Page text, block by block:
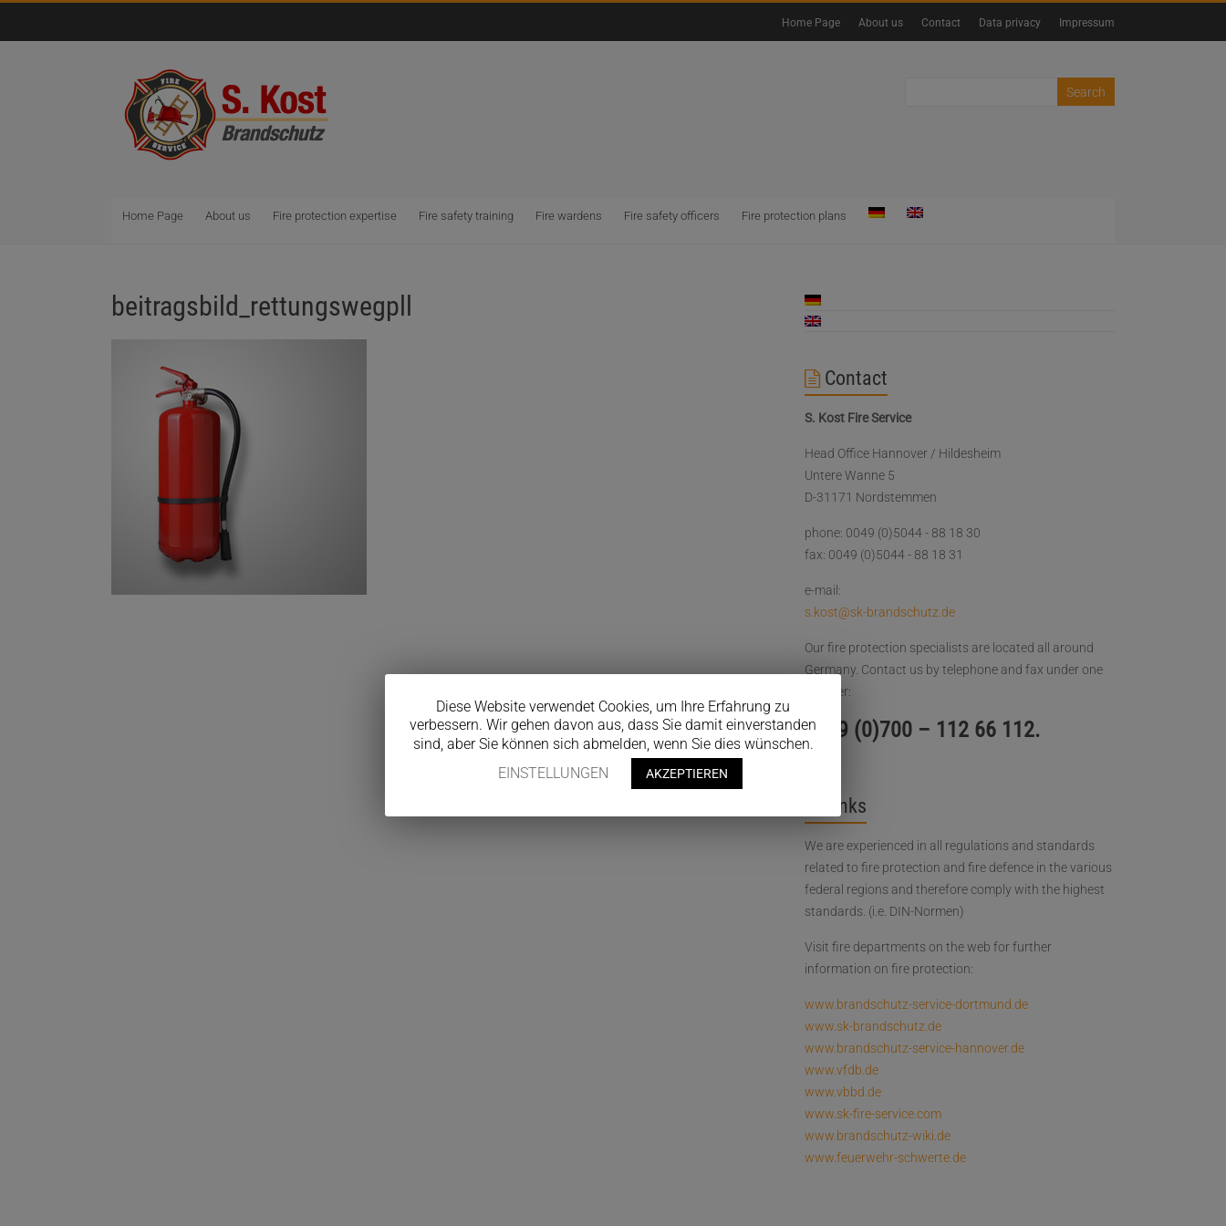
Home Page About us Contact Data privacy Impressum
Home Page About us Fire protection expertise Fire safety training Fire wardens Fire safety officers Fire protection plans
beitragsbild_rettungswegpll
Contact
S. Kost Fire Service
Head Office Hannover / Hildesheim
Untere Wanne 5
D-31171 Nordstemmen
phone: 0049 (0)5044 - 88 18 30
fax: 0049 (0)5044 - 88 18 31
e-mail:
s.kost@sk-brandschutz.de
Our fire protection specialists are located all around
Germany. Contact us by telephone and fax under one
number:
0049 (0)700 – 112 66 112.
Links
We are experienced in all regulations and standards
related to fire protection and fire defence in the various
federal regions and therefore comply with the highest
standards. (i.e. DIN-Normen)
Visit fire departments on the web for further
information on fire protection:
www.brandschutz-service-dortmund.de
www.sk-brandschutz.de
www.brandschutz-service-hannover.de
www.vfdb.de
www.vbbd.de
www.sk-fire-service.com
www.brandschutz-wiki.de
www.feuerwehr-schwerte.de
Diese Website verwendet Cookies, um Ihre Erfahrung zu
verbessern. Wir gehen davon aus, dass Sie damit einverstanden
sind, aber Sie können sich abmelden, wenn Sie dies wünschen.
EINSTELLUNGEN
AKZEPTIEREN